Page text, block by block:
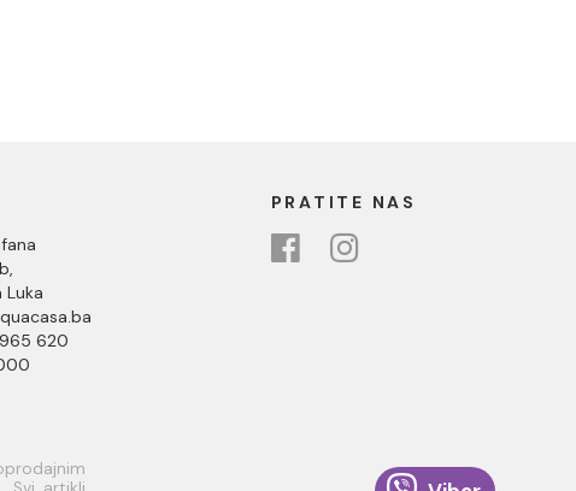
620
PRATITE NAS